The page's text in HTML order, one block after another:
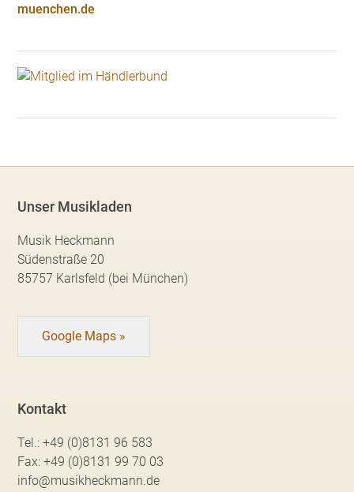
muenchen.de
Unser Musikladen
Musik Heckmann
Südenstraße 20
85757 Karlsfeld (bei München)
Google Maps »
Kontakt
Tel.:+49 (0)8131 96 583
Fax:+49 (0)8131 99 70 03
info@musikheckmann.de